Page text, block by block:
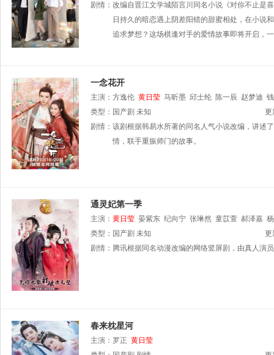
剧情： 改编自晋江文学城陌言川同名小说《对你不止是
日持久的暗恋遇上阴差阳错的甜蜜相处，在小说
追求梦想？这场棋逢对手的爱情故事即将开启，
一念花开
主演： 方逸伦 黄日莹 马昕墨 邱士纶 陈一辰 赵梦迪
类型： 国产剧 未知
更
剧情： 该剧根据韩易水所著的同名人气小说改编，讲述
情，联手重振师门的故事。
通灵妃第一季
主演： 黄日莹 晏紫东 纪向宁 张琳然 童苡萱 郝泽嘉
类型： 国产剧 未知
更
剧情： 腾讯根据同名动漫改编的网络竖屏剧，由真人演
春来枕星河
主演： 罗正 黄日莹